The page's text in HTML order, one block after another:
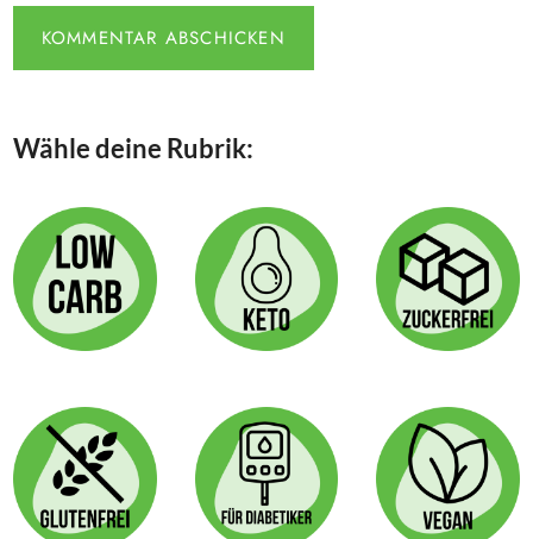
Wähle deine Rubrik: